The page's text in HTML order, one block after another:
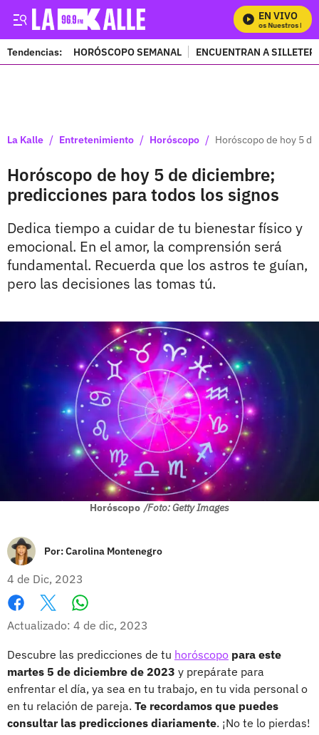
EN VIVO
Mira Todos Nuestros
Tendencias: HORÓSCOPO SEMANAL ENCUENTRAN A
La Kalle / Entretenimiento / Horóscopo / Horóscopo de hoy 5
Horóscopo de hoy 5 de diciembre;
predicciones para todos los signos
Dedica tiempo a cuidar de tu bienestar físico y
emocional. En el amor, la comprensión será
fundamental. Recuerda que los astros te guían,
pero las decisiones las tomas tú.
Horóscopo /Foto: Getty Images
Por:Carolina Montenegro
4 de Dic, 2023
Facebook
X
Actualizado: 4 de dic, 2023
Descubre las predicciones de tu horóscopo para este
martes 5 de diciembre de 2023 y prepárate para
enfrentar el día, ya sea en tu trabajo, en tu vida personal o
en tu relación de pareja. Te recordamos que puedes
consultar las predicciones diariamente. ¡No te lo pierdas!